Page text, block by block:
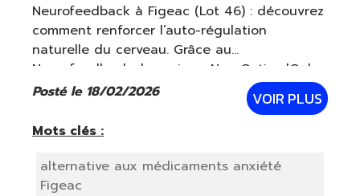
Neurofeedback à Figeac (Lot 46) : découvrez
comment renforcer l’auto-régulation
naturelle du cerveau. Grâce au
Neurofeedback dynamique NeurOptimal®, le
cerveau apprend à ajuster son propre
“thermostat interne” pour mieux gérer le
stress, améliorer le som
Posté le 18/02/2026 VOIR PLUS
Mots clés :
alternative aux médicaments anxiété
Figeac